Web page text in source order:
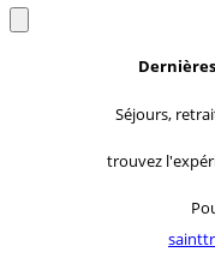
Séjours,
trouvez